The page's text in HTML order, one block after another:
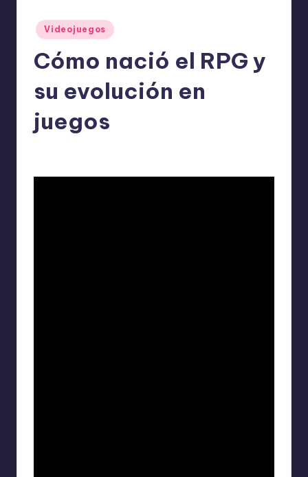
Publicado
en
Videojuegos
Cómo nació el RPG y
su evolución en
juegos